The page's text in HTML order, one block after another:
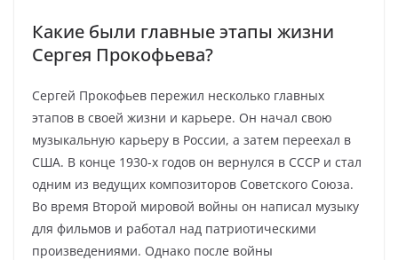
Какие были главные этапы жизни
Сергея Прокофьева?
Сергей Прокофьев пережил несколько главных
этапов в своей жизни и карьере. Он начал свою
музыкальную карьеру в России, а затем переехал в
США. В конце 1930-х годов он вернулся в СССР и стал
одним из ведущих композиторов Советского Союза.
Во время Второй мировой войны он написал музыку
для фильмов и работал над патриотическими
произведениями. Однако после войны